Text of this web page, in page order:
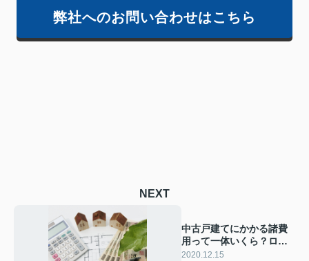
弊社へのお問い合わせはこちら
NEXT
中古戸建てにかかる諸費
用って一体いくら？ロー
ンへの組み込み方は
2020.12.15